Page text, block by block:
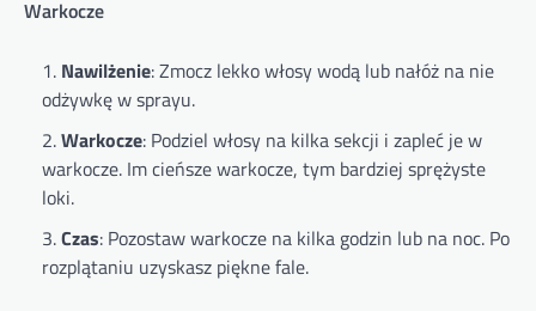
Warkocze
Nawilżenie: Zmocz lekko włosy wodą lub nałóż na nie
odżywkę w sprayu.
Warkocze: Podziel włosy na kilka sekcji i zapleć je w
warkocze. Im cieńsze warkocze, tym bardziej sprężyste
loki.
Czas: Pozostaw warkocze na kilka godzin lub na noc. Po
rozplątaniu uzyskasz piękne fale.